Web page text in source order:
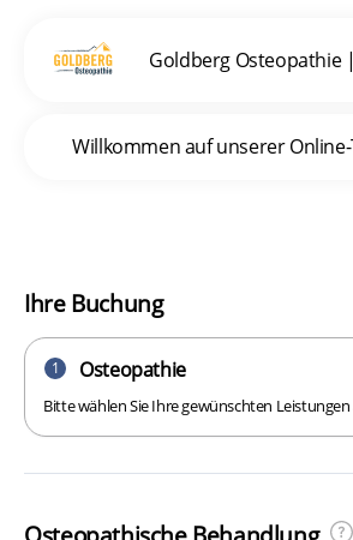
Goldberg Osteopathie
Willkommen auf unserer
Ihre Buchung
1 Osteopathie
Bitte wählen Sie Ihre gewünschten Leistungen